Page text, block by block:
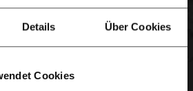
Details Über Cookies
Cookies